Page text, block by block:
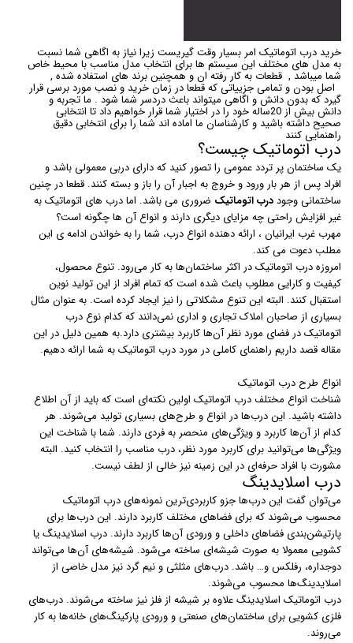
خرید درب اتوماتیک امر بسیار وقت گیریست زیرا نیاز به اگاهی شما نسبت
به مدل های مختلف این سیستم ها برای انتخاب مدل مناسب با محیط خاص
شما میباشد , قطعات به کار رفته ان و همچنین برند های استفاده شده ,
اصل بودن و تمامی جزییاتی که قطعا در زمان خرید و نصب مورد برسی قرار
گیرد که بدون دانش و اگاهی میتواند باعث دردسر شما شود . ما تجربه و
دانش بیش از 20ساله خود را در اختیار شما قرار خواهیم داد تا انتخابی
صحیح داشته باشید و کارشناسان ما اماده اند شما را برای انتخابی دقیق
راهنمایی کنند
درب اتوماتیک چیست؟
یک ساختمان پر تردد عمومی را تصور کنید که دارای دربی معمولی باشد و
افراد پس از هر بار ورود و خروج به اجبار آن را باز و بسته کنند. قطعا در چنین
ساختمانی وجوددرب اتوماتیک ضروری می باشد. اما درب های اتوماتیک به
غیر افزایش راحتی چه مزایای دیگری دارند و انواع آن ها چگونه است؟
مهرب غرب ایرانیان ، ارائه دهنده انواع درب، شما را به خواندن ادامه ی این
مطلب دعوت می کند.
امروزه درب اتوماتیک در اکثر ساختمان‌ها به کار می‌رود. تنوع محصول،
کیفیت و کارایی مطلوب باعث شده است که تمام افراد از این تولید نوین
استقبال کنند. البته این تنوع مشکلاتی را نیز ایجاد کرده است. به عنوان مثال
بسیاری از صاحبان املاک تجاری و اداری نمی‌دانند که کدام نوع درب
اتوماتیک در فضای مورد نظر آن‌ها کاربرد بیشتری دارد.به همین دلیل در این
مقاله قصد داریم راهنمای کاملی در مورد درب اتوماتیک به شما ارائه دهیم.
انواع طرح درب اتوماتیک
شناخت انواع مختلف درب اتوماتیک اولین نکته‌ای است که باید از آن اطلاع
داشته باشید. این درب‌ها در انواع و طرح‌های بسیاری تولید می‌شوند. هر
کدام از آن‌ها کاربرد و ویژگی‌های منحصر به فردی دارند. شما با شناخت این
ویژگی‌ها می‌توانید برای کاربرد مورد نظر، درب مناسب را انتخاب کنید. البته
مشورت با افراد حرفه‌ای در این زمینه نیز خالی از لطف نیست.
درب اسلایدینگ
می‌توان گفت این درب‌ها جزو کاربردی‌ترین نمونه‌های درب اتوماتیک
محسوب می‌شوند که برای فضاهای مختلف کاربرد دارند. این درب‌ها برای
پارتیشن‌بندی فضاهای داخلی و ورودی آن‌ها کاربرد دارند. درب‌ اسلایدینگ یا
کشویی معمولا به صورت شیشه‌ای ساخته می‌شود. شیشه‌های آن‌ها می‌تواند
دوجداره، رفلکس و… باشد. درب‌های مثلثی و نیم گرد نیز مدل خاصی از
اسلایدینگ‌ها محسوب می‌شوند.
درب‌ اتوماتیک اسلایدینگ علاوه بر شیشه از فلز نیز ساخته می‌شوند. درب‌های
فلزی کشویی برای ساختمان‌های صنعتی و ورودی پارکینگ‌های خانه‌ها به کار
می‌روند.